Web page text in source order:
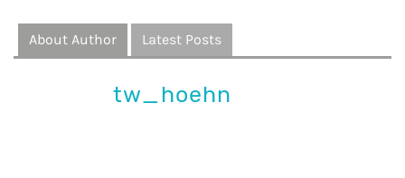
About Author Latest Posts
tw_hoehn